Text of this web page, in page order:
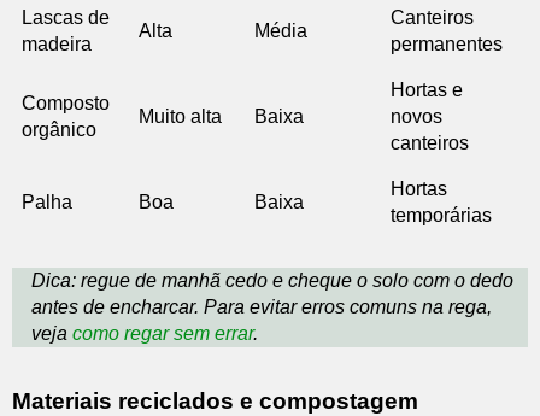
Lascas de
madeira
Alta Média
Canteiros
permanentes
Composto
orgânico
Muito alta Baixa
Hortas e
novos
canteiros
Palha Boa Baixa
Hortas
temporárias
Dica: regue de manhã cedo e cheque o solo com o dedo
antes de encharcar. Para evitar erros comuns na rega,
veja como regar sem errar.
Materiais reciclados e compostagem